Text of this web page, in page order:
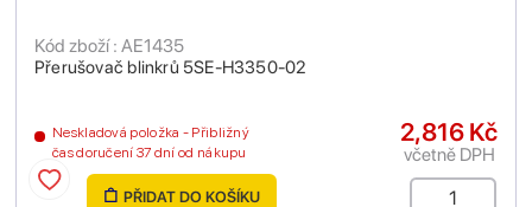
Přerušovač blinkrů 5SE-H3350-02
Kód zboží : AE1435
Neskladová položka - Přibližný
čas doručení 37 dní od nákupu
2,816 Kč
včetně DPH
PŘIDAT DO KOŠÍKU